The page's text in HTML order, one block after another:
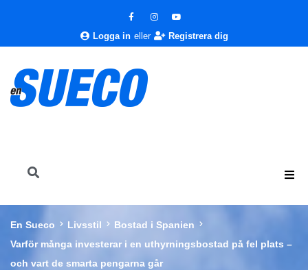
Logga in eller Registrera dig
En Sueco Livsstil
Bostad i Spanien
Varför många investerar i en uthyrningsbostad på fel plats –
och vart de smarta pengarna går